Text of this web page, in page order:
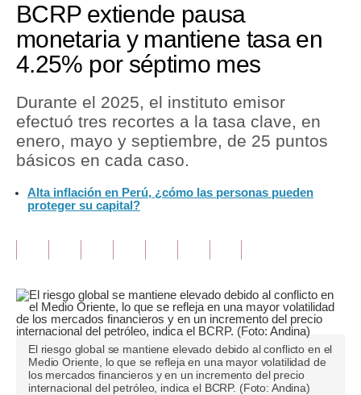
Economía
Mercados
Política
Tu Dinero
Finanzas Personales
Editorial
Pregunta de hoy
Blogs
BCRP extiende pausa
monetaria y mantiene tasa en
4.25% por séptimo mes
Durante el 2025, el instituto emisor
efectuó tres recortes a la tasa clave, en
enero, mayo y septiembre, de 25 puntos
básicos en cada caso.
Alta inflación en Perú, ¿cómo las personas pueden
proteger su capital?
El riesgo global se mantiene elevado debido al conflicto en el
Medio Oriente, lo que se refleja en una mayor volatilidad de
los mercados financieros y en un incremento del precio
internacional del petróleo, indica el BCRP. (Foto: Andina)